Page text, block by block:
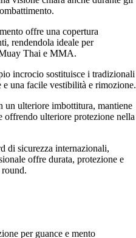
offre una copertura
rendendola ideale per
Thai e MMA.
incrocio sostituisce i tradizionali
una facile vestibilità e rimozione.
un ulteriore imbottitura, mantiene
offrendo ulteriore protezione nella
di sicurezza internazionali,
offre durata, protezione e
per guance e mento